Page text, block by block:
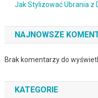
Jak Stylizować Ubrania z
NAJNOWSZE
Brak komentarzy do
KATEGORIE